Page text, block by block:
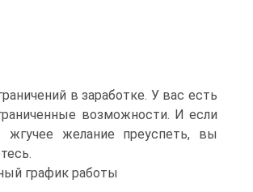
в заработке. У вас есть
возможности. И если
желание преуспеть, вы
график работы